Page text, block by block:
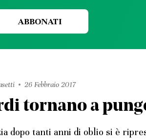
ABBONATI
26 Febbraio 2017
tornano a
dopo tanti anni di oblio si è